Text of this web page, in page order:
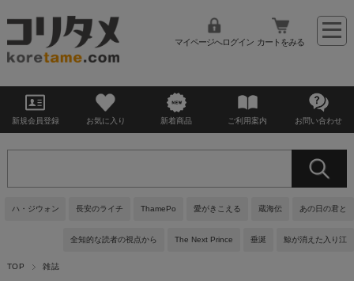
マイページへログイン カートをみる
新規会員登録 お気に入り 新着商品 ご利用案内 お問い合わせ
ハ・ジウォン 長安のライチ ThamePo 愛がきこえる 蔵海伝 あの日の君と
全知的な読者の視点から The Next Prince 垂涎 鯨が消えた入り江
TOP 雑誌